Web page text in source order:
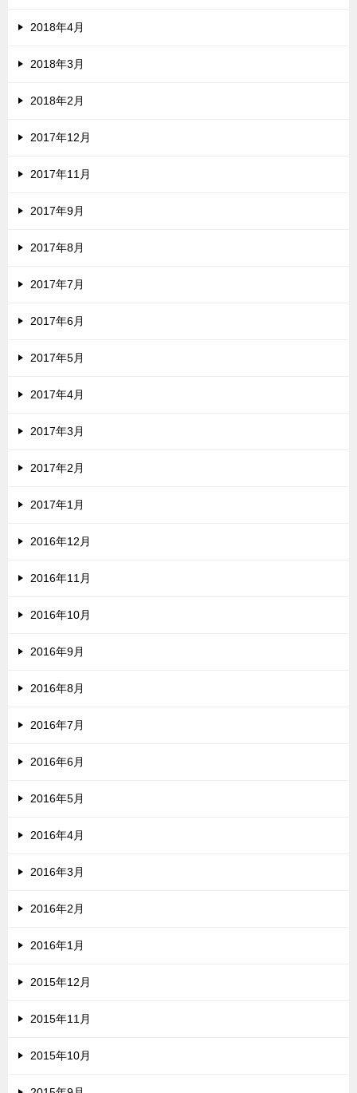
2018年4月
2018年3月
2018年2月
2017年12月
2017年11月
2017年9月
2017年8月
2017年7月
2017年6月
2017年5月
2017年4月
2017年3月
2017年2月
2017年1月
2016年12月
2016年11月
2016年10月
2016年9月
2016年8月
2016年7月
2016年6月
2016年5月
2016年4月
2016年3月
2016年2月
2016年1月
2015年12月
2015年11月
2015年10月